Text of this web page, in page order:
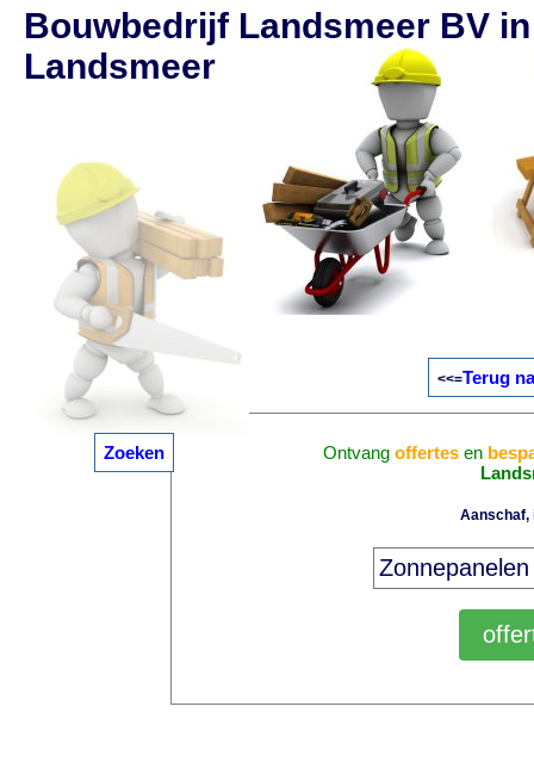
Zoeken
Bouwbedrijf Landsmeer BV in
Landsmeer
<<=Terug
Ontvang offertesen
Aanschaf,